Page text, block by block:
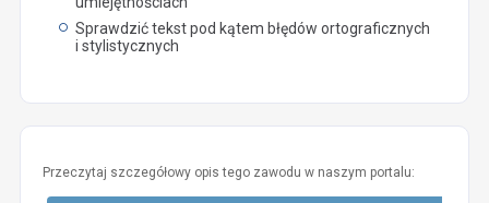
Sprawdzić tekst pod kątem błędów ortograficznych
i stylistycznych
Przeczytaj szczegółowy opis tego zawodu w naszym portalu: